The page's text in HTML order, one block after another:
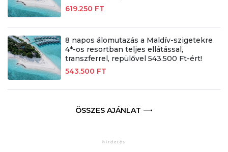
619.250 FT
8 napos álomutazás a Maldív-szigetekre
4*-os resortban teljes ellátással,
transzferrel, repülővel 543.500 Ft-ért!
543.500 FT
ÖSSZES AJÁNLAT